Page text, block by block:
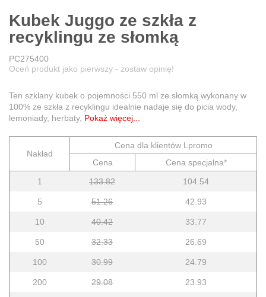
Kubek Juggo ze szkła z
recyklingu ze słomką
PC275400
Oceń produkt jako pierwszy - zostaw opinię!
Ten szklany kubek o pojemności 550 ml ze słomką wykonany w
100% ze szkła z recyklingu idealnie nadaje się do picia wody,
lemoniady, herbaty, Pokaż więcej...
Nakład
Cena dla klientów Lpromo
Cena
Cena specjalna*
1
133.82 104.54
5 51.26 42.93
10 40.42 33.77
50 32.33 26.69
100 30.99 24.79
200 29.08 23.93